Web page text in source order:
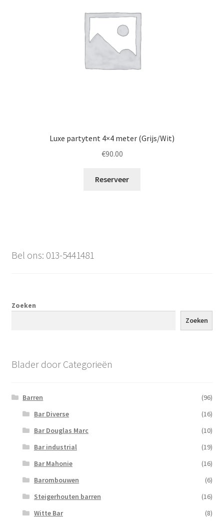
Luxe partytent 4×4 meter (Grijs/Wit)
€90.00
Reserveer
Bel ons: 013-5441481
Zoeken
Zoeken
Blader door Categorieën
Barren
(96)
Bar Diverse
(16)
Bar Douglas Marc
(10)
Bar industrial
(19)
Bar Mahonie
(16)
Barombouwen
(6)
Steigerhouten barren
(16)
Witte Bar
(8)